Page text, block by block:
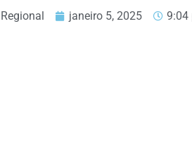
janeiro 5, 2025 9:04